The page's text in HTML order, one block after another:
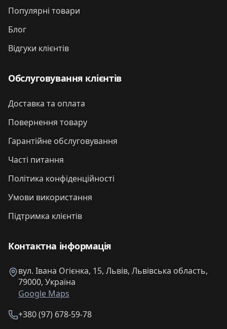
Популярні товари
Блог
Відгуки клієнтів
Обслуговування клієнтів
Доставка та оплата
Повернення товару
Гарантійне обслуговування
Часті питання
Політика конфіденційності
Умови використання
Підтримка клієнтів
Контактна інформація
вул. Івана Огієнка, 15, Львів, Львівська область,
79000, Україна
Google Maps
+380 (97) 678-59-78